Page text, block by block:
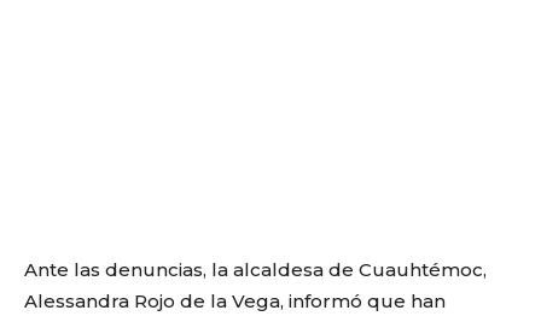
Ante las denuncias, la alcaldesa de Cuauhtémoc,
Alessandra Rojo de la Vega, informó que han